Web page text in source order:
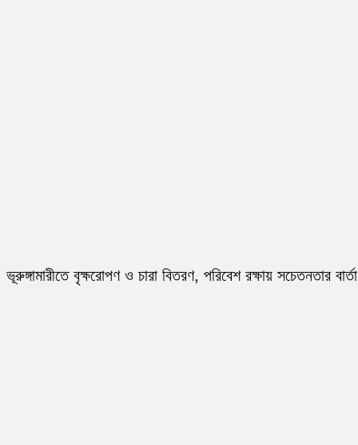
ভূরুঙ্গামারীতে বৃক্ষরোপণ ও চারা বিতরণ, পরিবেশ রক্ষায় সচেতনতার বার্তা